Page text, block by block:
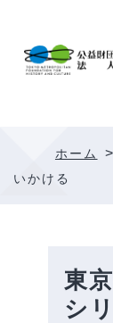
ホーム
いかける
東
シ